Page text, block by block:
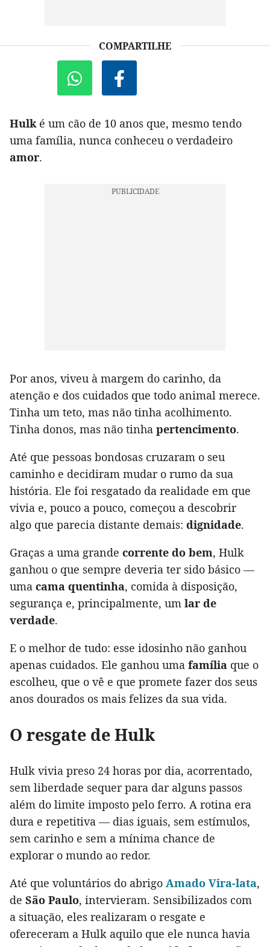
COMPARTILHE
Hulké um cão de 10 anos que, mesmo tendo
uma família, nunca conheceu o verdadeiro
amor.
Por anos, viveu à margem do carinho, da
atenção e dos cuidados que todo animal merece.
Tinha um teto, mas não tinha acolhimento.
Tinha donos, mas não tinha pertencimento.
Até que pessoas bondosas cruzaram o seu
caminho e decidiram mudar o rumo da sua
história. Ele foi resgatado da realidade em que
vivia e, pouco a pouco, começou a descobrir
algo que parecia distante demais: dignidade.
Graças a uma grande corrente do bem, Hulk
ganhou o que sempre deveria ter sido básico —
uma cama quentinha, comida à disposição,
segurança e, principalmente, um lar de
verdade.
E o melhor de tudo: esse idosinho não ganhou
apenas cuidados. Ele ganhou uma família que o
escolheu, que o vê e que promete fazer dos seus
anos dourados os mais felizes da sua vida.
O resgate de Hulk
Hulk vivia preso 24 horas por dia, acorrentado,
sem liberdade sequer para dar alguns passos
além do limite imposto pelo ferro. A rotina era
dura e repetitiva — dias iguais, sem estímulos,
sem carinho e sem a mínima chance de
explorar o mundo ao redor.
Até que voluntários do abrigo Amado Vira-lata,
de São Paulo, intervieram. Sensibilizados com
a situação, eles realizaram o resgate e
ofereceram a Hulk aquilo que ele nunca havia